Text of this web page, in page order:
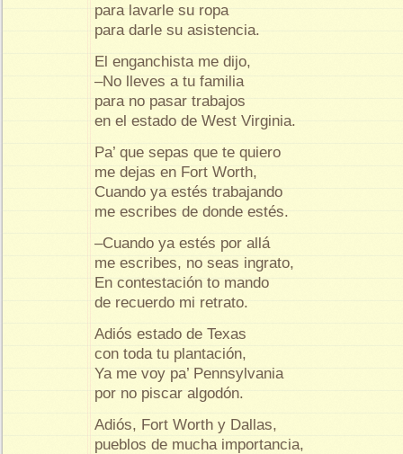
para lavarle su ropa
para darle su asistencia.
El enganchista me dijo,
–No lleves a tu familia
para no pasar trabajos
en el estado de West Virginia.
Pa’ que sepas que te quiero
me dejas en Fort Worth,
Cuando ya estés trabajando
me escribes de donde estés.
–Cuando ya estés por allá
me escribes, no seas ingrato,
En contestación to mando
de recuerdo mi retrato.
Adiós estado de Texas
con toda tu plantación,
Ya me voy pa’ Pennsylvania
por no piscar algodón.
Adiós, Fort Worth y Dallas,
pueblos de mucha importancia,